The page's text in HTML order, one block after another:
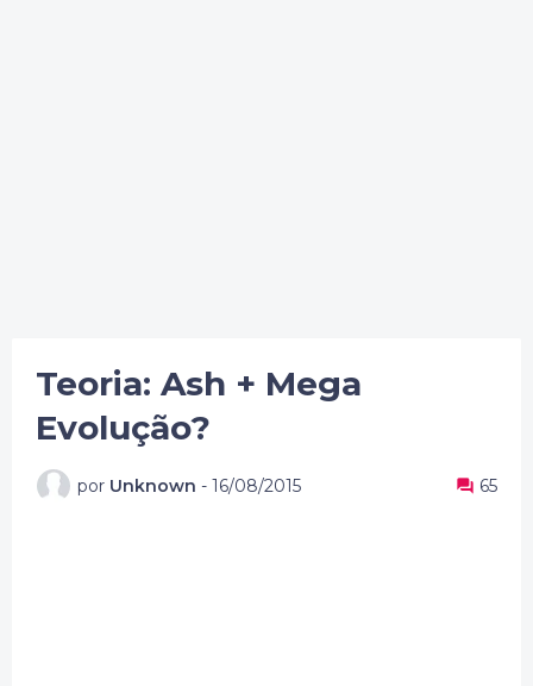
Teoria: Ash + Mega
Evolução?
por Unknown - 16/08/2015 65